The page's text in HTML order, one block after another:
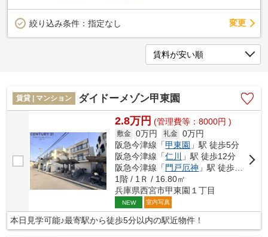
絞り込み条件： 指定なし 変更
賃貸 | マンション ダイドーメゾン甲東園
2.8万円 (管理費等：8000円 )
敷金 0万円 礼金 0万円
阪急今津線「甲東園 」駅 徒歩5分
阪急今津線「仁川
」駅 徒歩12分
阪急今津線「 門戸厄神 」駅 徒歩17分
1階 / 1Ｒ / 16.80㎡
兵庫県西宮市甲東園１丁目
NEW 室内写真
本日見学可能♪最寄駅から徒歩5分以内の駅近物件！